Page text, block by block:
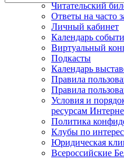
Читательский
Ответы на часто
Личный кабинет
Календарь
Виртуальный
Подкасты
Календарь
Правила
Правила
Условия и
ресурсам
Политика
Клубы по
Юридическая
Всероссийские